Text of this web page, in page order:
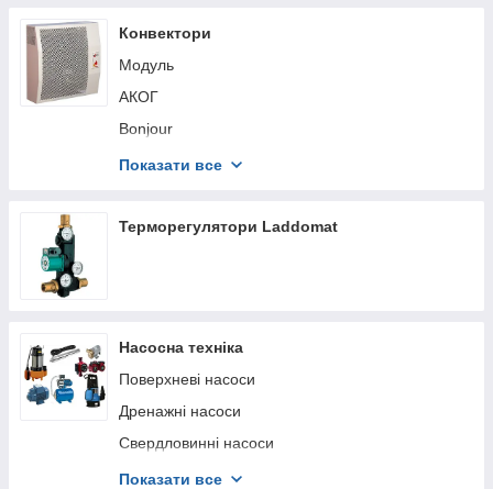
Конвектори
Модуль
АКОГ
Bonjour
Ballu
Показати все
Терморегулятори Laddomat
Насосна техніка
Поверхневі насоси
Дренажні насоси
Свердловинні насоси
Насосні станції
Показати все